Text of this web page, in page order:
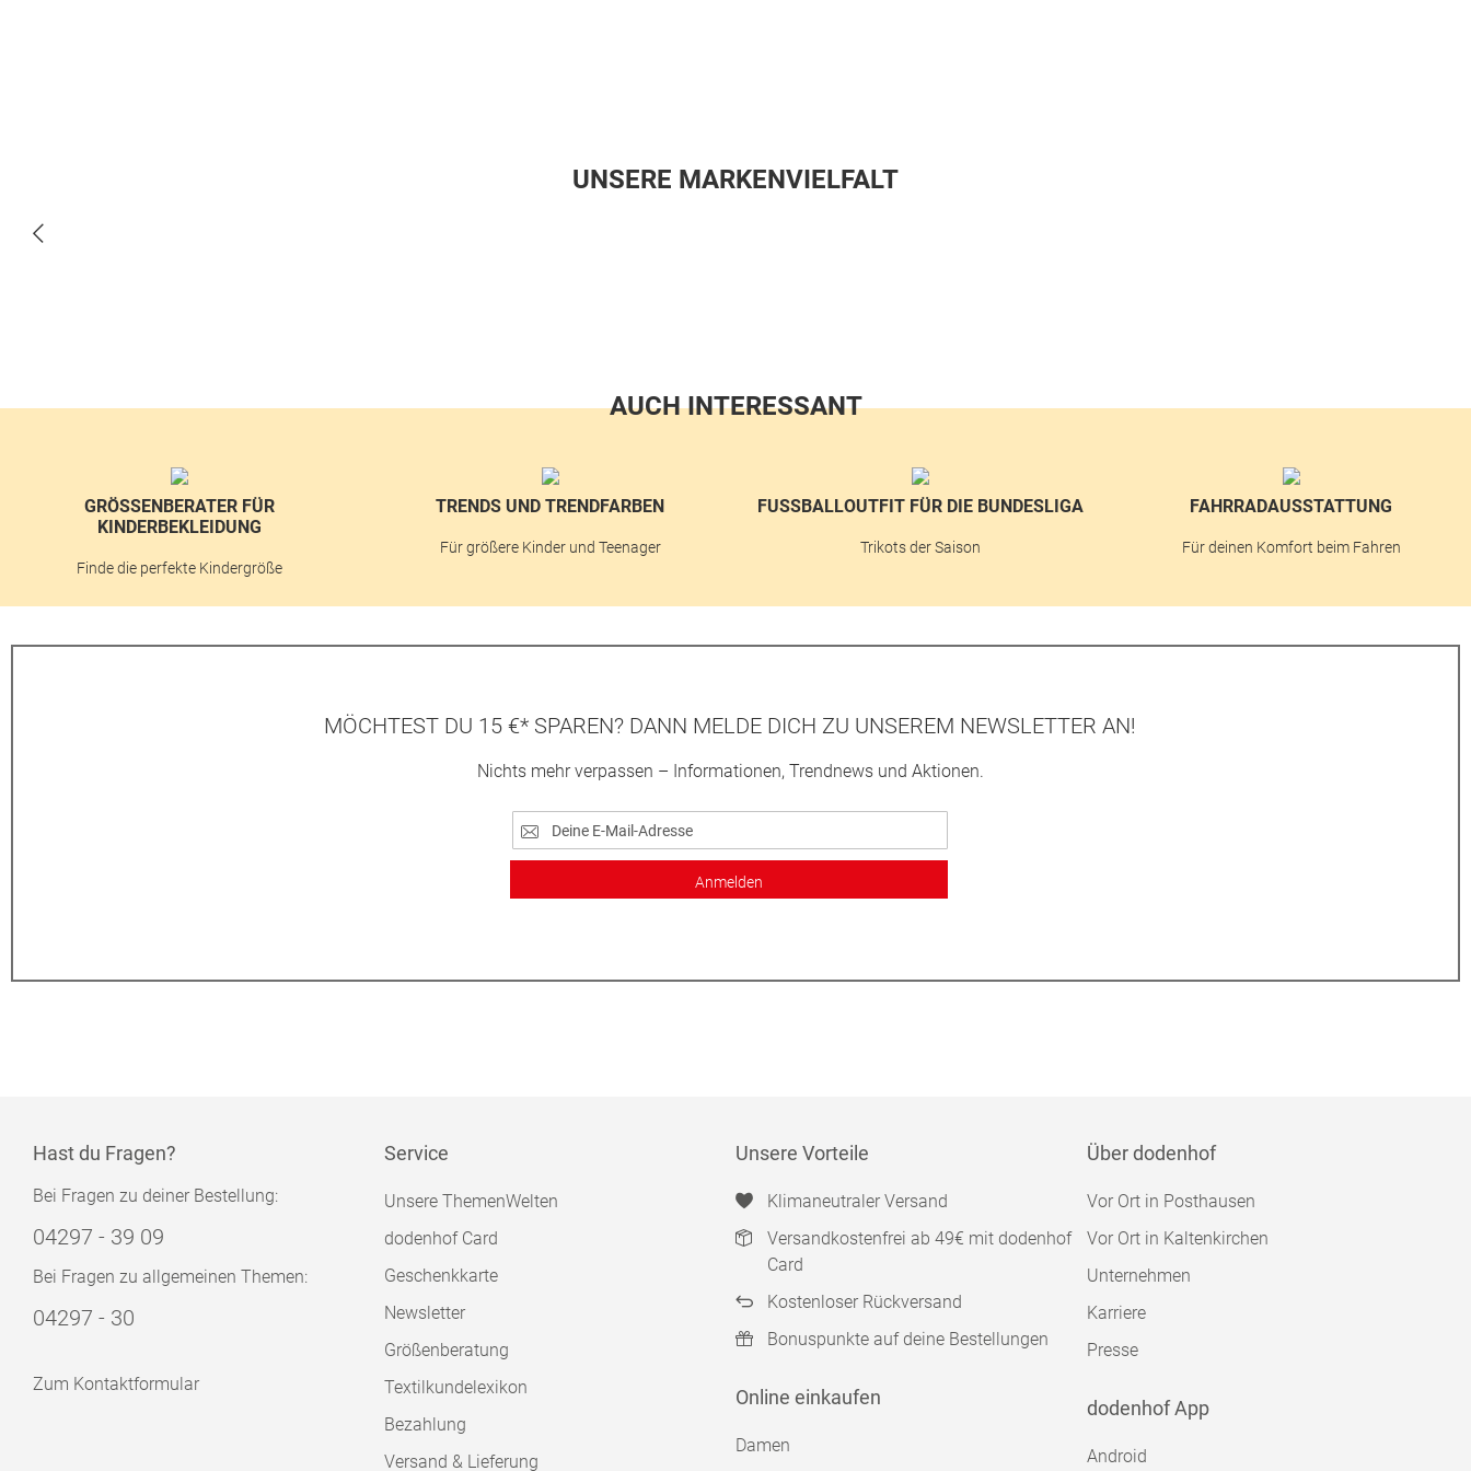
UNSERE MARKENVIELFALT
AUCH INTERESSANT
GRÖSSENBERATER FÜR K
INDERBEKLEIDUNG
Finde die perfekte Kindergröße
TRENDS UND TRENDFARBEN
Für größere Kinder und Teenager
FUSSBALLOUTFIT FÜR DIE BUNDESLIGA
Trikots der Saison
FAHRRADAUSSTATTUNG
Für deinen Komfort beim Fahren
MÖCHTEST DU 15 €* SPAREN? DANN MELDE DICH ZU UNSEREM NEWSLETTER AN!
Nichts mehr verpassen – Informationen, Trendnews und Aktionen.
Anmelden
Hast du Fragen?
Bei Fragen zu deiner Bestellung:
04297 - 39 09
Bei Fragen zu allgemeinen Themen:
04297 - 30
Zum Kontaktformular
Service
Unsere ThemenWelten
dodenhof Card
Geschenkkarte
Newsletter
Größenberatung
Textilkundelexikon
Bezahlung
Versand & Lieferung
Unsere Vorteile
Klimaneutraler Versand
Versandkostenfrei ab 49€ mit dodenhof
Card
Kostenloser Rückversand
Bonuspunkte auf deine Bestellungen
Online einkaufen
Damen
Über dodenhof
Vor Ort in Posthausen
Vor Ort in Kaltenkirchen
Unternehmen
Karriere
Presse
dodenhof App
Android